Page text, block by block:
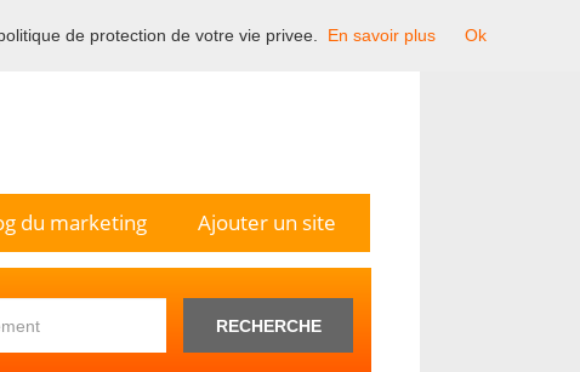
en France.
Ajouter un site
du marketing
RECHERCHE
de protection de votre vie privee. En savoir plus Ok